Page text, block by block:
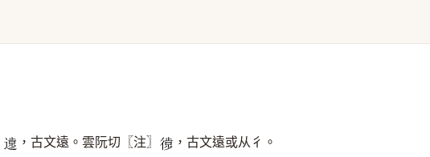
𨖸 ，古文遠。雲阮切〖注〗 𢕱 ，古文遠或从彳。